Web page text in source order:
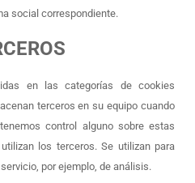
social correspondiente.
en las categorías de cookies
terceros en su equipo cuando
control alguno sobre estas
los terceros. Se utilizan para
por ejemplo, de análisis.